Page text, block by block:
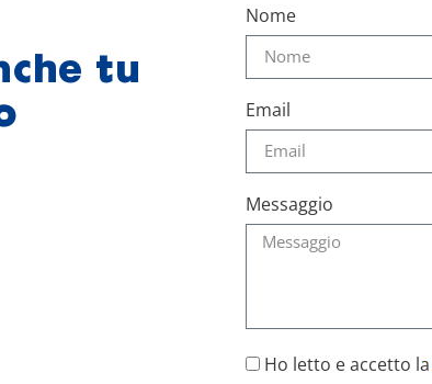
tu
Nome
Email
Messaggio
Ho letto e accetto la